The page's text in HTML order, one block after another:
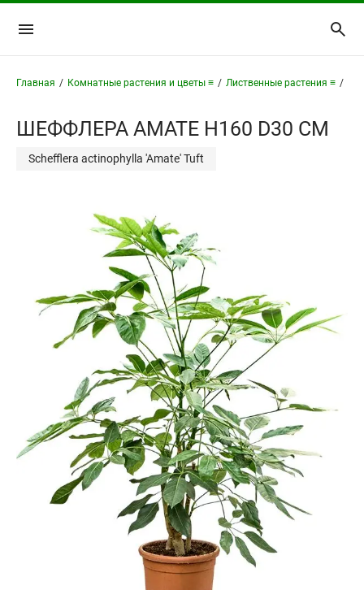
Главная / Комнатные растения и цветы ≡ / Лиственные растения ≡ /
ШЕФФЛЕРА АМАТЕ H160 D30 СМ
Schefflera actinophylla 'Amate' Tuft